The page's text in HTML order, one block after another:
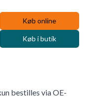
Køb online
Køb i butik
bestilles via OE-